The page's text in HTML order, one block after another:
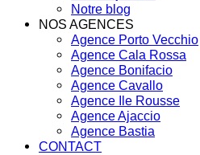
Notre blog
NOS AGENCES
Agence Porto Vecchio
Agence Cala Rossa
Agence Bonifacio
Agence Cavallo
Agence Ile Rousse
Agence Ajaccio
Agence Bastia
CONTACT